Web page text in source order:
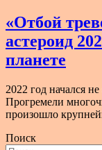
«Отбой
астероид
планете
2022 год начался
Прогремели
произошло
Поиск